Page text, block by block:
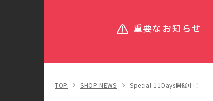
重要なお知らせ
TOP SHOP NEWS Special 11Days開催中！